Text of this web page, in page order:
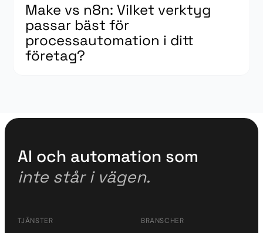
Make vs n8n: Vilket verktyg
passar bäst för
processautomation i ditt
företag?
AI och automation som
inte står i vägen.
TJÄNSTER BRANSCHER